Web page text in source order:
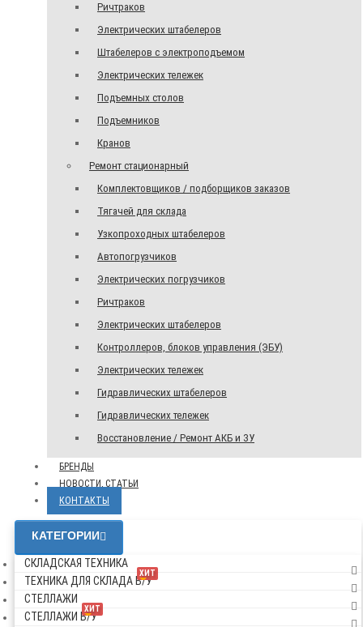
Ричтраков
Электрических штабелеров
Штабелеров с электроподъемом
Электрических тележек
Подъемных столов
Подъемников
Кранов
Ремонт стационарный
Комплектовщиков / подборщиков заказов
Тягачей для склада
Узкопроходных штабелеров
Автопогрузчиков
Электрических погрузчиков
Ричтраков
Электрических штабелеров
Контроллеров, блоков управления (ЭБУ)
Электрических тележек
Гидравлических штабелеров
Гидравлических тележек
Восстановление / Ремонт АКБ и ЗУ
БРЕНДЫ
НОВОСТИ, СТАТЬИ
КОНТАКТЫ
КАТЕГОРИИ
СКЛАДСКАЯ ТЕХНИКА
ХИТ
ТЕХНИКА ДЛЯ СКЛАДА Б/У
СТЕЛЛАЖИ
ХИТ
СТЕЛЛАЖИ Б/У